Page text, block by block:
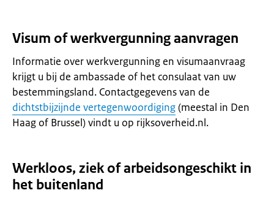
Visum of werkvergunning aanvragen
Informatie over werkvergunning en visumaanvraag
krijgt u bij de ambassade of het consulaat van uw
bestemmingsland. Contactgegevens van de
dichtstbijzijnde vertegenwoordiging(meestal in Den
Haag of Brussel) vindt u op rijksoverheid.nl.
Werkloos, ziek of arbeidsongeschikt in
het buitenland